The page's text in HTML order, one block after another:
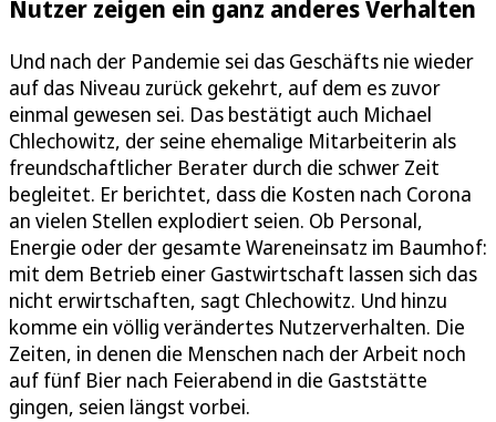
Nutzer zeigen ein ganz anderes Verhalten
Und nach der Pandemie sei das Geschäfts nie wieder
auf das Niveau zurück gekehrt, auf dem es zuvor
einmal gewesen sei. Das bestätigt auch Michael
Chlechowitz, der seine ehemalige Mitarbeiterin als
freundschaftlicher Berater durch die schwer Zeit
begleitet. Er berichtet, dass die Kosten nach Corona
an vielen Stellen explodiert seien. Ob Personal,
Energie oder der gesamte Wareneinsatz im Baumhof:
mit dem Betrieb einer Gastwirtschaft lassen sich das
nicht erwirtschaften, sagt Chlechowitz. Und hinzu
komme ein völlig verändertes Nutzerverhalten. Die
Zeiten, in denen die Menschen nach der Arbeit noch
auf fünf Bier nach Feierabend in die Gaststätte
gingen, seien längst vorbei.